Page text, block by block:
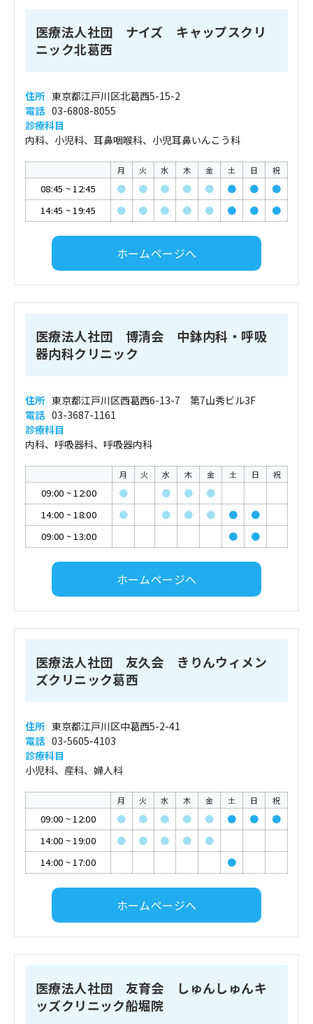
医療法人社団 ナイズ キャップスクリ
ニック北葛西
住所 東京都江戸川区北葛西5-15-2
電話 03-6808-8055
診療科目
内科、小児科、耳鼻咽喉科、小児耳鼻いんこう科
月 火 水 木 金 土 日 祝
08:45 ~12:45 ● ● ● ● ● ● ●
●
14:45 ~19:45 ● ● ● ● ● ● ● ●
ホームページへ
医療法人社団 博清会 中鉢内科・呼吸
器内科クリニック
住所 東京都江戸川区西葛西6-13-7 第7山秀ビル3F
電話 03-3687-1161
診療科目
内科、呼吸器科、呼吸器内科
月 火 水 木 金 土 日 祝
09:00 ~12:00 ● ● ●
●
14:00 ~18:00 ● ● ● ● ●
●
09:00 ~13:00 ● ●
ホームページへ
医療法人社団 友久会 きりんウィメン
ズクリニック葛西
住所 東京都江戸川区中葛西5-2-41
電話 03-5605-4103
診療科目
小児科、産科、婦人科
月 火 水 木 金 土 日 祝
09:00 ~12:00 ● ● ● ● ● ● ●
●
14:00 ~19:00 ● ● ● ●
●
14:00 ~17:00 ●
ホームページへ
医療法人社団 友育会 しゅんしゅんキ
ッズクリニック船堀院